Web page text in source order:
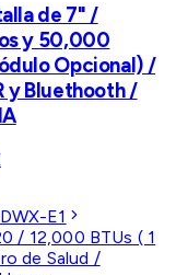
de 7" /
y 50,000
Opcional) /
y Bluethooth /
E1